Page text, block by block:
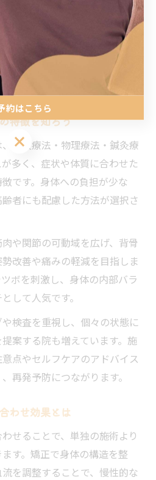
保険適用外となる場合が多いた
前に確認しましょう。自分に
心して施術を受けられる環境
特徴を知ろう
手技療法・物理療法・鍼灸療
多く、症状や体質に合わせた
です。身体への負担が少な
者にも配慮した方法が選択さ
や関節の可動域を広げ、背骨
改善や痛みの軽減を目指しま
ボを刺激し、身体の内部バラ
して人気です。
検査を重視し、個々の状態に
案する院も増えています。施
点やセルフケアのアドバイス
再発予防につながります。
わせ効果とは
せることで、単独の施術より
す。矯正で身体の構造を整
を調整することで、慢性的な
約はこちら
約はこちら